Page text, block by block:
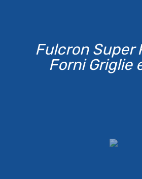
Fulcron Super
Forni Griglie